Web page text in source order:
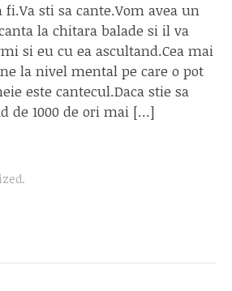
fi.Va sti sa cante.Vom avea un
la chitara balade si il va
si eu cu ea ascultand.Cea mai
la nivel mental pe care o pot
este cantecul.Daca stie sa
de 1000 de ori mai […]
.